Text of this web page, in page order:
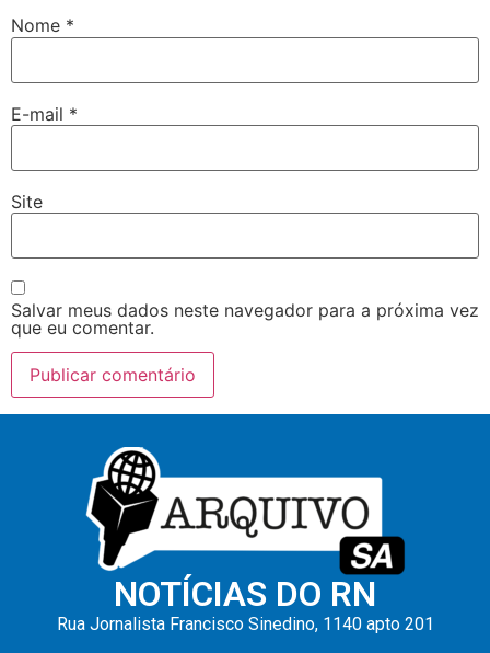
Nome *
E-mail *
Site
Salvar meus dados neste navegador para a próxima vez
que eu comentar.
NOTÍCIAS DO RN
Rua Jornalista Francisco Sinedino, 1140 apto 201